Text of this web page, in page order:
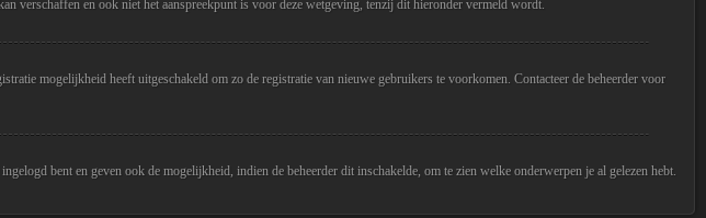
verschaffen en ook niet het aanspreekpunt is voor deze wetgeving, tenzij dit hieronder vermeld wordt.
mogelijkheid heeft uitgeschakeld om zo de registratie van nieuwe gebruikers te voorkomen. Contacteer de beheerder voor
bent en geven ook de mogelijkheid, indien de beheerder dit inschakelde, om te zien welke onderwerpen je al gelezen hebt.